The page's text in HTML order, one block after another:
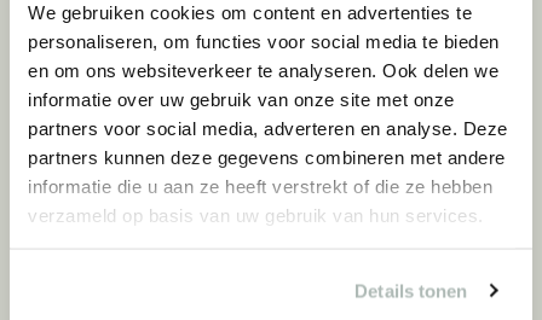
We gebruiken cookies om content en advertenties te
personaliseren, om functies voor social media te bieden
en om ons websiteverkeer te analyseren. Ook delen we
informatie over uw gebruik van onze site met onze
partners voor social media, adverteren en analyse. Deze
partners kunnen deze gegevens combineren met andere
informatie die u aan ze heeft verstrekt of die ze hebben
verzameld op basis van uw gebruik van hun services.
Details tonen
Conçu par
KRESSEL + SCHELLE
Jonas Kressel (1961) et Ivo Schelle (1962)
ont reçu toutes les plus grandes
distinctions, dont le Red Dot Award et l’iF
Chicago pour la chaise Feniks. Depuis la
1992, ils travaillent pour des fabricants de